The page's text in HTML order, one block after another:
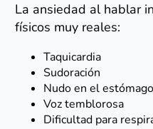
La ansiedad al hablar
físicos muy reales:
Taquicardia
Sudoración
Nudo en el estómago
Voz temblorosa
Dificultad para